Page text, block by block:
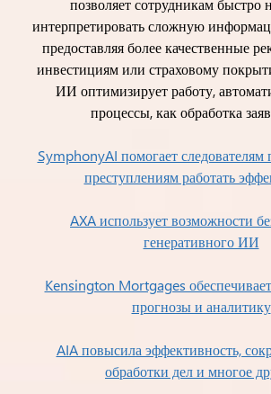
позволяет сотрудникам быстро
интерпретировать сложную
предоставляя более качественные
инвестициям или страховому
ИИ оптимизирует работу,
процессы, как обработка
SymphonyAI помогает
преступлениям работать
AXA использует возможности
генеративного ИИ
Kensington Mortgages
прогнозы и аналитику
AIA повысила эффективность,
обработки дел и многое